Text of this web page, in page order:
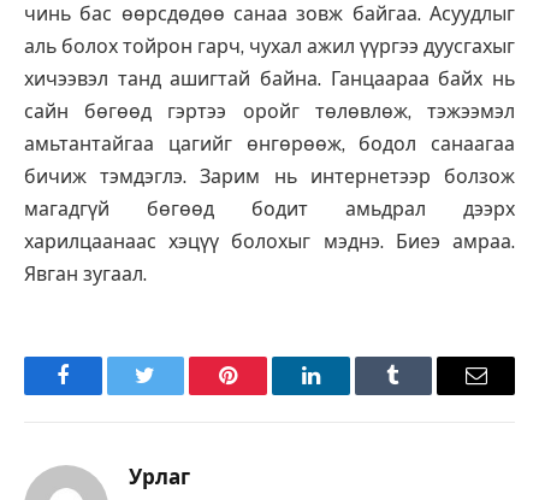
чинь бас өөрсдөдөө санаа зовж байгаа. Асуудлыг
аль болох тойрон гарч, чухал ажил үүргээ дуусгахыг
хичээвэл танд ашигтай байна. Ганцаараа байх нь
сайн бөгөөд гэртээ оройг төлөвлөж, тэжээмэл
амьтантайгаа цагийг өнгөрөөж, бодол санаагаа
бичиж тэмдэглэ. Зарим нь интернетээр болзож
магадгүй бөгөөд бодит амьдрал дээрх
харилцаанаас хэцүү болохыг мэднэ. Биеэ амраа.
Явган зугаал.
FacebookTwitter Pinterest LinkedInTumblr Имэйл
Урлаг